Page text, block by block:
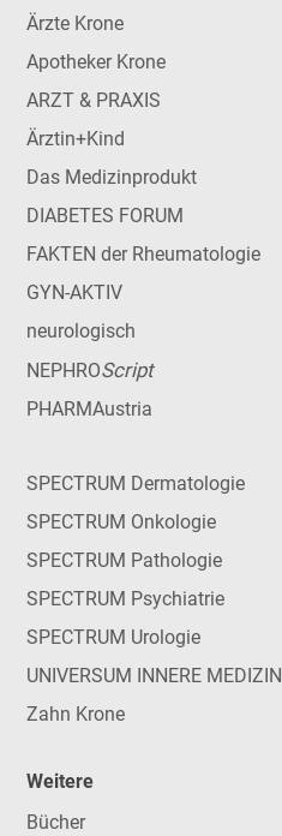
Ärzte Krone
Apotheker Krone
ARZT & PRAXIS
Ärztin+Kind
Das Medizinprodukt
DIABETES FORUM
FAKTEN der Rheumatologie
GYN-AKTIV
neurologisch
NEPHROScript
PHARMAustria
SPECTRUM Dermatologie
SPECTRUM Onkologie
SPECTRUM Pathologie
SPECTRUM Psychiatrie
SPECTRUM Urologie
UNIVERSUM INNERE MEDIZIN
Zahn Krone
Weitere
Bücher